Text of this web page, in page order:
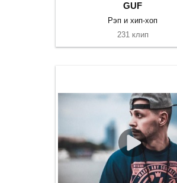
GUF
Рэп и хип-хоп
231 клип